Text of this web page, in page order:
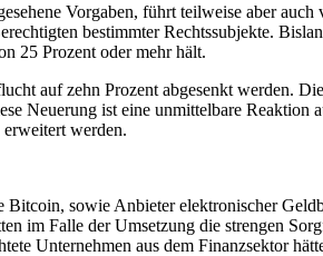
Vorgaben, führt teilweise aber
bestimmter Rechtssubjekte.
25 Prozent oder mehr hält.
auf zehn Prozent abgesenkt werden.
Neuerung ist eine unmittelbare Reaktion
werden.
sowie Anbieter elektronischer
im Falle der Umsetzung die strengen
Unternehmen aus dem Finanzsektor